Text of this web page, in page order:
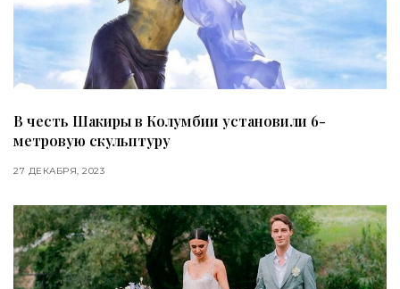
В честь Шакиры в Колумбии установили 6-
метровую скульптуру
27 ДЕКАБРЯ, 2023